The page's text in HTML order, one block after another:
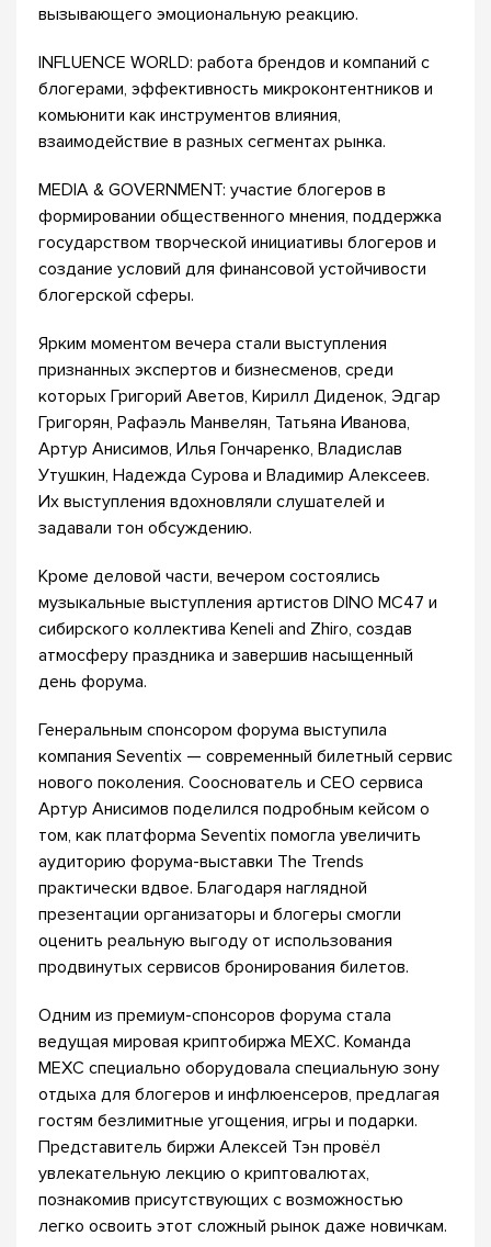
вызывающего эмоциональную реакцию.
INFLUENCE WORLD: работа брендов и компаний с
блогерами, эффективность микроконтентников и
комьюнити как инструментов влияния,
взаимодействие в разных сегментах рынка.
MEDIA & GOVERNMENT: участие блогеров в
формировании общественного мнения, поддержка
государством творческой инициативы блогеров и
создание условий для финансовой устойчивости
блогерской сферы.
Ярким моментом вечера стали выступления
признанных экспертов и бизнесменов, среди
которых Григорий Аветов, Кирилл Диденок, Эдгар
Григорян, Рафаэль Манвелян, Татьяна Иванова,
Артур Анисимов, Илья Гончаренко, Владислав
Утушкин, Надежда Сурова и Владимир Алексеев.
Их выступления вдохновляли слушателей и
задавали тон обсуждению.
Кроме деловой части, вечером состоялись
музыкальные выступления артистов DINO MC47 и
сибирского коллектива Keneli and Zhiro, создав
атмосферу праздника и завершив насыщенный
день форума.
Генеральным спонсором форума выступила
компания Seventix — современный билетный сервис
нового поколения. Сооснователь и СЕО сервиса
Артур Анисимов поделился подробным кейсом о
том, как платформа Seventix помогла увеличить
аудиторию форума-выставки The Trends
практически вдвое. Благодаря наглядной
презентации организаторы и блогеры смогли
оценить реальную выгоду от использования
продвинутых сервисов бронирования билетов.
Одним из премиум-спонсоров форума стала
ведущая мировая криптобиржа MEXC. Команда
MEXC специально оборудовала специальную зону
отдыха для блогеров и инфлюенсеров, предлагая
гостям безлимитные угощения, игры и подарки.
Представитель биржи Алексей Тэн провёл
увлекательную лекцию о криптовалютах,
познакомив присутствующих с возможностью
легко освоить этот сложный рынок даже новичкам.